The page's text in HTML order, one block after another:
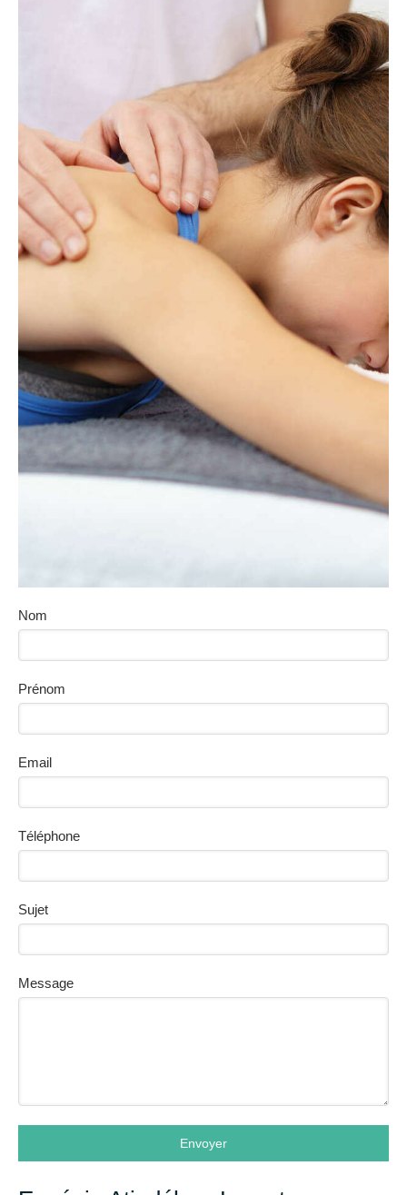
Nom
Prénom
Email
Téléphone
Sujet
Message
Envoyer